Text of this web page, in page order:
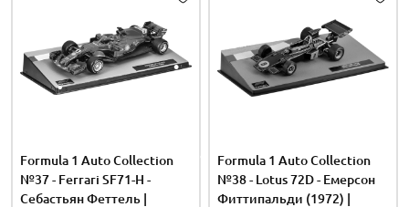
Formula 1 Auto Collection
№37 - Ferrari SF71-H -
Себастьян Феттель |
Formula 1 Auto Collection
№38 - Lotus 72D - Емерсон
Фиттипальди (1972) |